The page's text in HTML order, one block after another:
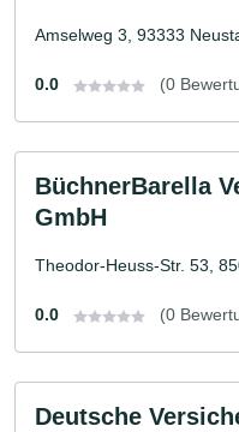
Amselweg 3, 93333
0.0 (0
BüchnerBarella
GmbH
Theodor-Heuss-Str. 53,
0.0 (0
Deutsche